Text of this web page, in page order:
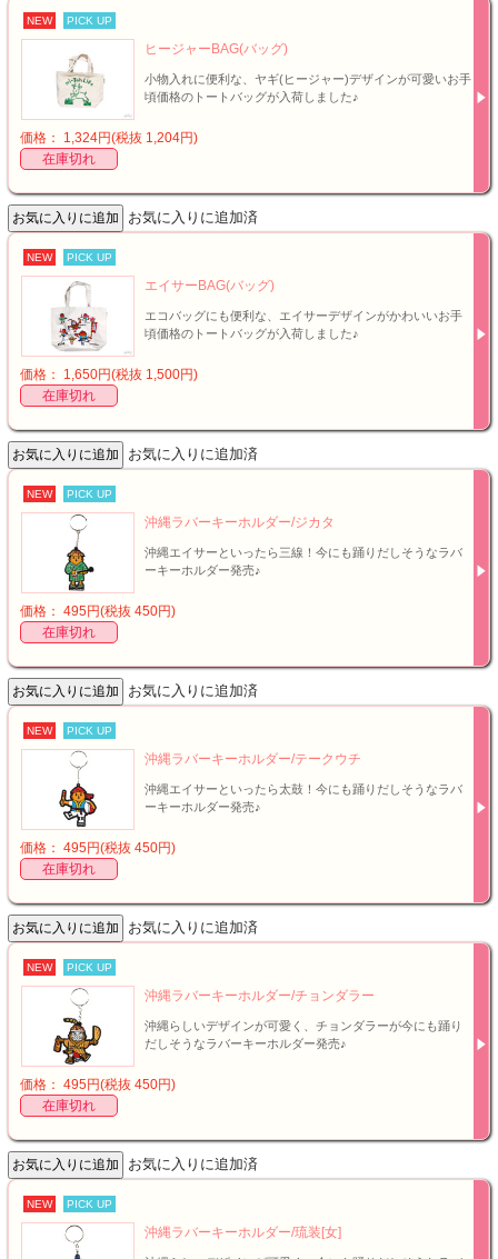
NEW PICK UP
ヒージャーBAG(バッグ)
小物入れに便利な、ヤギ(ヒージャー)デザインが可愛いお手
頃価格のトートバッグが入荷しました♪
価格： 1,324円(税抜 1,204円)
在庫切れ
お気に入りに追加済
NEW PICK UP
エイサーBAG(バッグ)
エコバッグにも便利な、エイサーデザインがかわいいお手
頃価格のトートバッグが入荷しました♪
価格： 1,650円(税抜 1,500円)
在庫切れ
お気に入りに追加済
NEW PICK UP
沖縄ラバーキーホルダー/ジカタ
沖縄エイサーといったら三線！今にも踊りだしそうなラバ
ーキーホルダー発売♪
価格： 495円(税抜 450円)
在庫切れ
お気に入りに追加済
NEW PICK UP
沖縄ラバーキーホルダー/テークウチ
沖縄エイサーといったら太鼓！今にも踊りだしそうなラバ
ーキーホルダー発売♪
価格： 495円(税抜 450円)
在庫切れ
お気に入りに追加済
NEW PICK UP
沖縄ラバーキーホルダー/チョンダラー
沖縄らしいデザインが可愛く、チョンダラーが今にも踊り
だしそうなラバーキーホルダー発売♪
価格： 495円(税抜 450円)
在庫切れ
お気に入りに追加済
NEW PICK UP
沖縄ラバーキーホルダー/琉装[女]